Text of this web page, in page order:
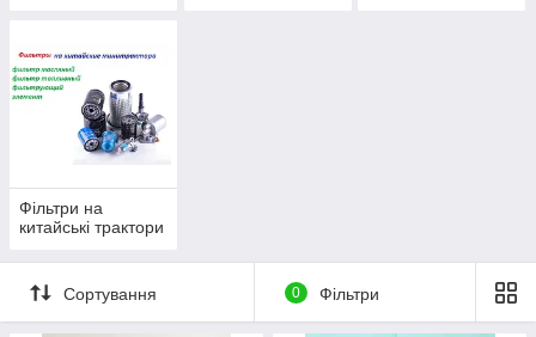
Фільтри на
китайські трактори
Сортування 0 Фільтри